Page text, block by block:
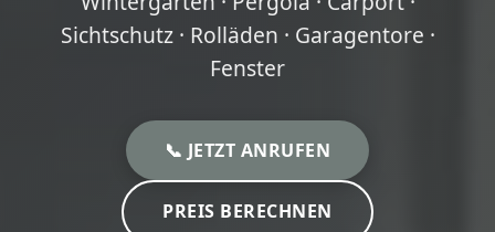
Sichtschutz · Rolläden · Garagentore ·
Fenster
📞 JETZT ANRUFEN
PREIS BERECHNEN